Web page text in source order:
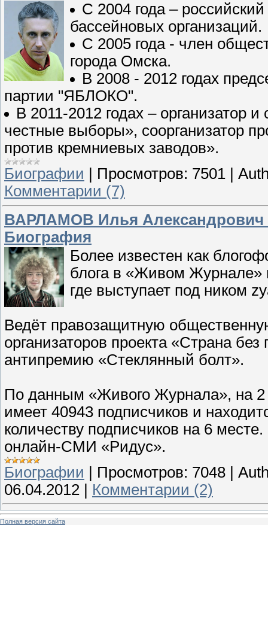
С 2004 года –
бассейновых организаций.
С 2005 года - член
города Омска.
В 2008 - 2012 годах
партии "ЯБЛОКО".
В 2011-2012 годах – организатор
честные выборы», соорганизатор
против кремниевых заводов».
Биографии
Просмотров: 7501
Комментарии (7)
ВАРЛАМОВ Илья Александрович
Биография
Более известен как
блога в «Живом Журнале»
где выступает под ником
Ведёт правозащитную
организаторов проекта «Страна
антипремию «Стеклянный болт».
По данным «Живого Журнала», на 2
имеет 40943 подписчиков и
количеству подписчиков на 6
онлайн-СМИ «Ридус».
Биографии
Просмотров: 7048
06.04.2012
Комментарии (2)
Полная версия сайта